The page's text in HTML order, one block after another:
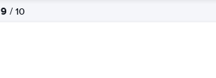
9 / 10